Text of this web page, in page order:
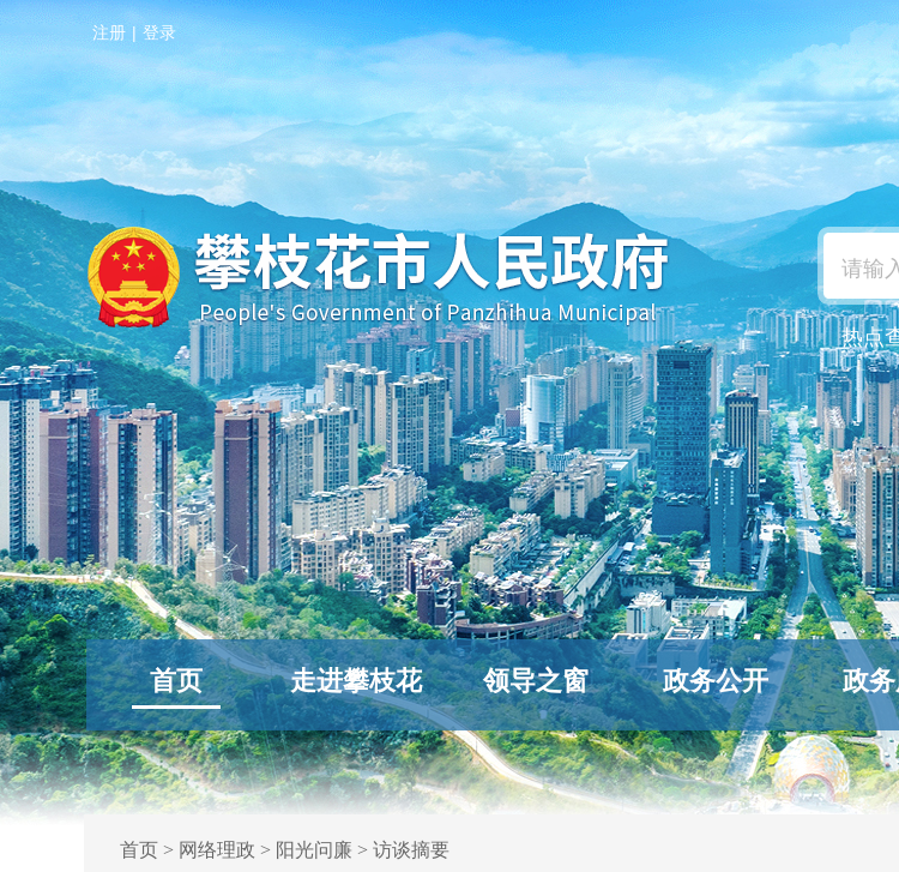
注册 | 登录
热点
首页 走进攀枝花 领导之窗 政务公开 政
首页> 网络理政 > 阳光问廉 > 访谈摘要